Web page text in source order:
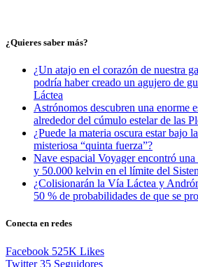
¿Quieres saber más?
¿Un atajo en el corazón de nuestra
podría haber creado un agujero de
Láctea
Astrónomos descubren una enorme
alrededor del cúmulo estelar de las
¿Puede la materia oscura estar bajo
misteriosa “quinta fuerza”?
Nave espacial Voyager encontró
y 50.000 kelvin en el límite del
¿Colisionarán la Vía Láctea y
50 % de probabilidades de que se
Conecta en redes
Facebook 525K Likes
Twitter 35 Seguidores